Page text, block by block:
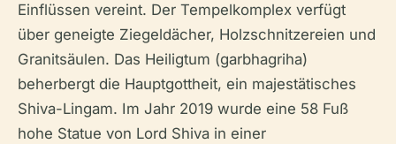
Einflüssen vereint. Der Tempelkomplex verfügt
über geneigte Ziegeldächer, Holzschnitzereien und
Granitsäulen. Das Heiligtum (garbhagriha)
beherbergt die Hauptgottheit, ein majestätisches
Shiva-Lingam. Im Jahr 2019 wurde eine 58 Fuß
hohe Statue von Lord Shiva in einer